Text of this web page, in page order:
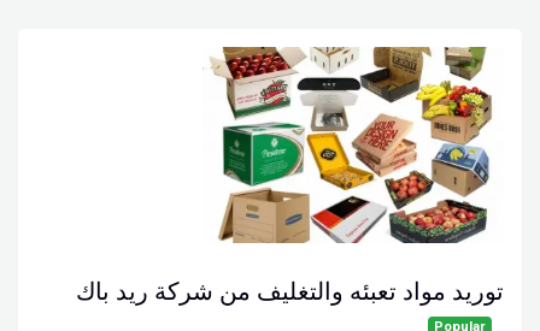
توريد مواد تعبئه والتغليف من شركة ريد باك
Popular